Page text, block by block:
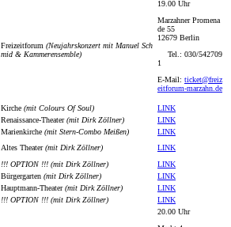
Freizeitforum (Neujahrskonzert mit Manuel Sch
mid & Kammerensemble)
19.00 Uhr
Marzahner Promena
de 55
12679 Berlin
Tel.: 030/542709
1
E-Mail: ticket@freiz
eitforum-marzahn.de
Kirche (mit Colours Of Soul)
LINK
Renaissance-Theater(mit Dirk Zöllner)
LINK
Marienkirche (mit Stern-Combo Meißen)
LINK
Altes Theater(mit Dirk Zöllner)
LINK
!!! OPTION !!! (mit Dirk Zöllner)
LINK
Bürgergarten (mit Dirk Zöllner)
LINK
Hauptmann-Theater(mit Dirk Zöllner)
LINK
!!! OPTION !!! (mit Dirk Zöllner) LINK
20.00 Uhr